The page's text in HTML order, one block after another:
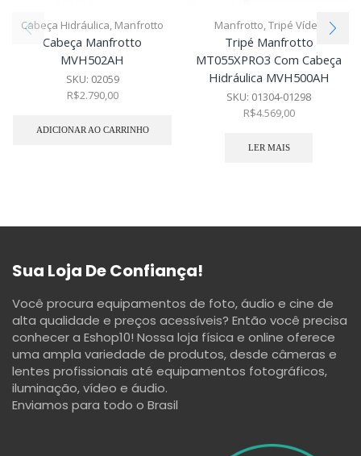
Cabeça Hidráulica, Manfrotto
Cabeça Manfrotto
MVH502AH
SKU: 02059
R$2.790,00
ADICIONAR AO CARRINHO
Manfrotto,Tripé Vídeo
Tripé Manfrotto
MT055XPRO3 Com Cabeça
Hidráulica MVH500AH
SKU: 01304-01298
R$4.569,00
LER MAIS
Sua Loja De Confiança!
Você procura equipamentos de foto, áudio e cine de
alta qualidade e preços acessíveis? Então você precisa
conhecer a Eshop10! Nossa loja física e online oferece
uma ampla variedade de produtos, desde câmeras e
lentes profissionais até equipamentos fotográficos,
iluminação, vídeo e áudio.
Enviamos para todo o Brasil